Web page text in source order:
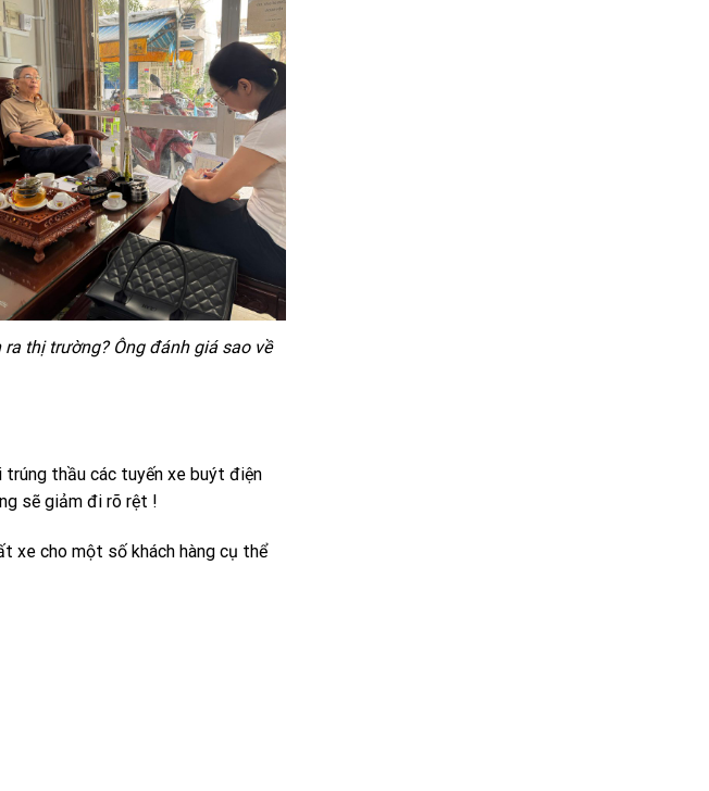
thị trường? Ông đánh giá sao về
trúng thầu các tuyến xe buýt điện
sẽ giảm đi rõ rệt !
xe cho một số khách hàng cụ thể